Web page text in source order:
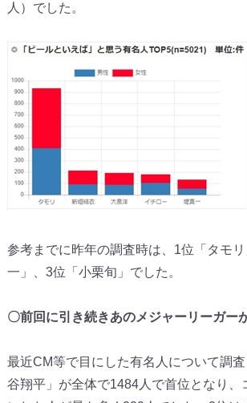
人）でした。
参考までに昨年の調査時は、1位「タモ
一」、3位「小栗旬」でした。
〇前回に引き続きあのメジャーリーガー
最近CM等で目にした有名人について調
谷翔平」が全体で1484人で首位となり、